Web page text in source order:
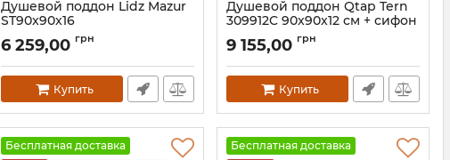
Душевой поддон Lidz Mazur
ST90x90x16
Артикул: SD00047010
6 259,00 грн
Купить
Душевой поддон Qtap Tern
309912C 90x90x12 см + сифон
Артикул:SD00046988
9 155,00 грн
Купить
Бесплатная доставка
Бесплатная доставка